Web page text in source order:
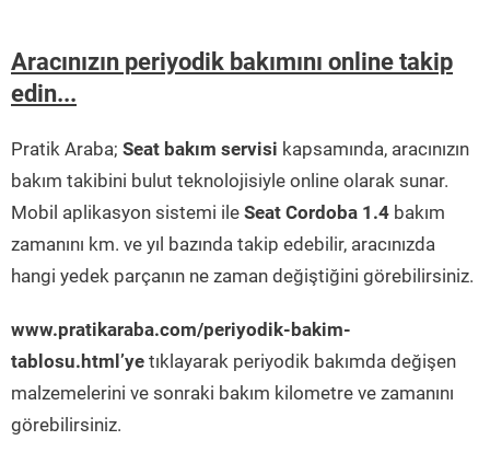
Aracınızın periyodik bakımını online takip
edin...
Pratik Araba; Seat bakım servisi kapsamında, aracınızın
bakım takibini bulut teknolojisiyle online olarak sunar.
Mobil aplikasyon sistemi ile Seat Cordoba 1.4 bakım
zamanını km. ve yıl bazında takip edebilir, aracınızda
hangi yedek parçanın ne zaman değiştiğini görebilirsiniz.
www.pratikaraba.com/periyodik-bakim-
tablosu.html’ye tıklayarak periyodik bakımda değişen
malzemelerini ve sonraki bakım kilometre ve zamanını
görebilirsiniz.